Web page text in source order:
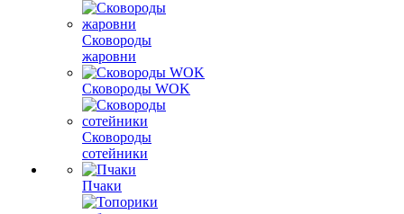
Сковороды
жаровни
Сковороды WOK
Сковороды
сотейники
Пчаки